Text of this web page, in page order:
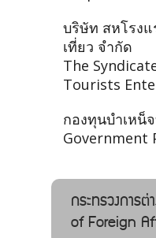
บริษัท สหโรง
เที่ยว จำกัด
The
Tourists
กองทุนบําเหน็
Government
กระทรวงการ
of Foreign